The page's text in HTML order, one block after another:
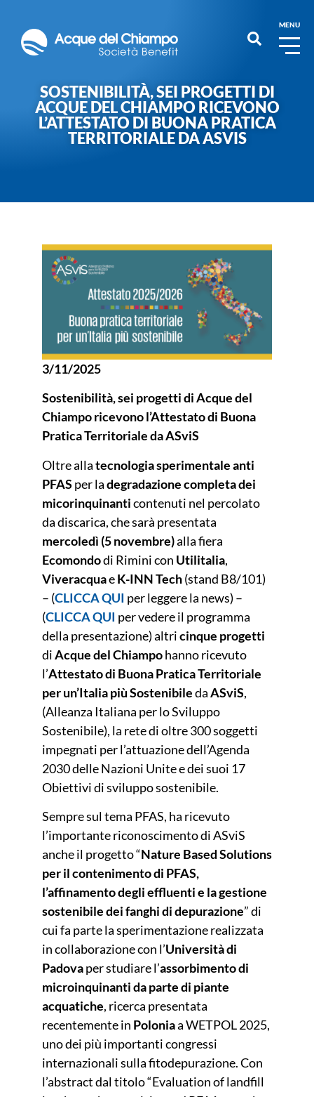
MENU
SOSTENIBILITÀ, SEI PROGETTI DI
ACQUE DEL CHIAMPO RICEVONO
L’ATTESTATO DI BUONA PRATICA
TERRITORIALE DA ASVIS
3/11/2025
Sostenibilità, sei progetti di Acque del
Chiampo ricevono l’Attestato di Buona
Pratica Territoriale da ASviS
Oltre allatecnologia sperimentale anti
PFAS per ladegradazione completa dei
micorinquinanticontenuti nel percolato
da discarica, che sarà presentata
mercoledì (5 novembre)alla fiera
Ecomondodi Rimini con Utilitalia,
ViveracquaeK-INN Tech(stand B8/101)
– (CLICCA QUI per leggere la news) –
(CLICCA QUI per vedere il programma
della presentazione)altricinque progetti
diAcque del Chiampohanno ricevuto
l’Attestato di Buona Pratica Territoriale
per un’Italia più SostenibiledaASviS,
(Alleanza Italiana per lo Sviluppo
Sostenibile), la rete di oltre 300 soggetti
impegnati per l’attuazione dell’Agenda
2030 delle Nazioni Unite e dei suoi 17
Obiettivi di sviluppo sostenibile.
Sempre sul tema PFAS, ha ricevuto
l’importante riconoscimento di ASviS
anche il progetto “Nature Based Solutions
per il contenimento di PFAS,
l’affinamento degli effluenti e la gestione
sostenibile dei fanghi di depurazione” di
cui fa parte la sperimentazione realizzata
in collaborazione con l’Università di
Padovaper studiare l’assorbimento di
microinquinanti da parte di piante
acquatiche, ricerca presentata
recentemente in Poloniaa WETPOL 2025,
uno dei più importanti congressi
internazionali sulla fitodepurazione. Con
l’abstract dal titolo “Evaluation of landfill